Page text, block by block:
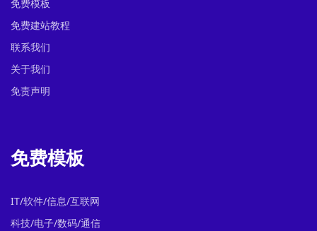
免费模板
免费建站教程
联系我们
关于我们
免责声明
免费模板
IT/软件/信息/互联网
科技/电子/数码/通信